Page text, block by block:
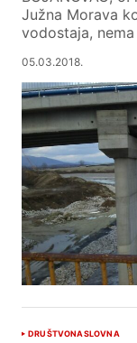
Južna Morava
vodostaja,
05.03.2018.
DRUŠTVONASLOVNA